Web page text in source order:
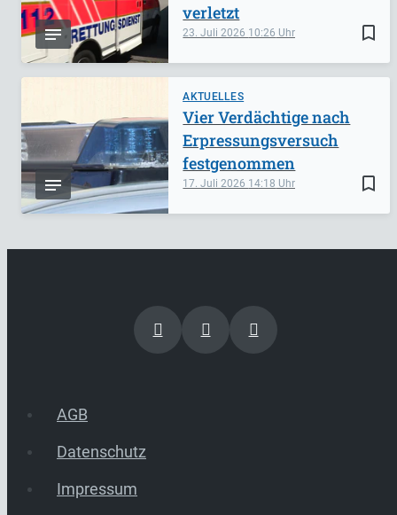
bookmark_border
23. Juli 2026 10:26
verletzt
AKTUELLES
bookmark_border
17. Juli 2026 14:18
Vier Verdächtige nach
Erpressungsversuch
festgenommen
AGB
Datenschutz
Impressum